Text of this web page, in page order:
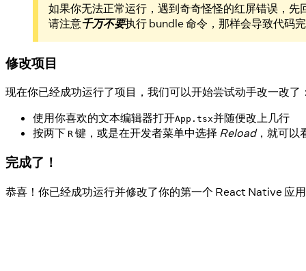
如果你无法正常运行，遇到奇奇怪怪的红屏错误，先
请注意千万不要执行 bundle 命令，那样会导致代码
修改项目
现在你已经成功运行了项目，我们可以开始尝试动手改一改了
使用你喜欢的文本编辑器打开App.tsx并随便改上几行
按两下 R 键，或是在开发者菜单中选择 Reload，就可以
完成了！
恭喜！你已经成功运行并修改了你的第一个 React Native 应用